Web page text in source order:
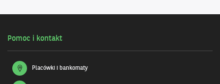
Pomoc i kontakt
Placówki i bankomaty